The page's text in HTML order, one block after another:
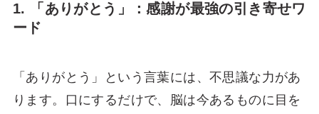
1. 「ありがとう」：感謝が最強の引き寄せワ
ード
「ありがとう」という言葉には、不思議な力があ
ります。口にするだけで、脳は今あるものに目を